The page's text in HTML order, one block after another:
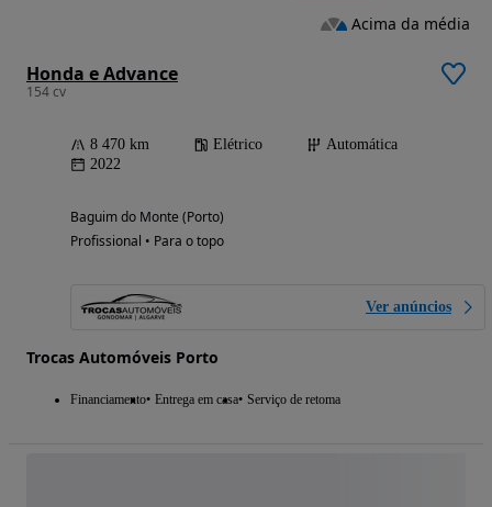
Honda e Advance
154 cv
8 470 km Elétrico
Automática
2022
Baguim do Monte (Porto)
Profissional • Para o topo
Ver anúncios
Trocas Automóveis Porto
Financiamento Entrega em casa Serviço de retoma
Acima da média